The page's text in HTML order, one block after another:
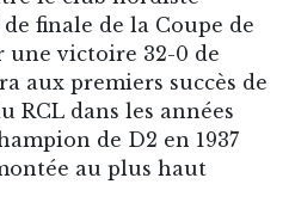
de finale de la Coupe de
une victoire 32-0 de
aux premiers succès de
RCL dans les années
de D2 en 1937
au plus haut